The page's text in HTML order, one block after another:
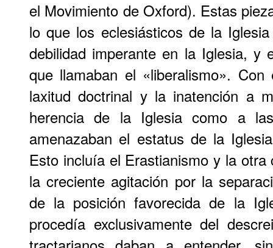
el Movimiento de Oxford). Estas
lo que los eclesiásticos de la
debilidad imperante en la Iglesia, y
que llamaban el «liberalismo».
laxitud doctrinal y la inatención a
herencia de la Iglesia como a
amenazaban el estatus de la
Esto incluía el Erastianismo y la
la creciente agitación por la
de la posición favorecida de la
procedía exclusivamente del